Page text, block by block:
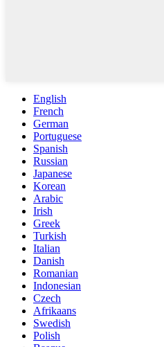
English
French
German
Portuguese
Spanish
Russian
Japanese
Korean
Arabic
Irish
Greek
Turkish
Italian
Danish
Romanian
Indonesian
Czech
Afrikaans
Swedish
Polish